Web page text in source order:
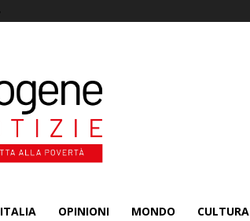
ITALIA OPINIONI MONDO CULTURA